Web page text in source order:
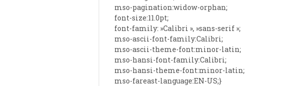
mso-pagination:widow-orphan;
font-size:11.0pt;
font-family: »Calibri », »sans-serif »;
mso-ascii-font-family:Calibri;
mso-ascii-theme-font:minor-latin;
mso-hansi-font-family:Calibri;
mso-hansi-theme-font:minor-latin;
mso-fareast-language:EN-US;}